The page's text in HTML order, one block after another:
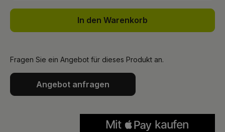
In den Warenkorb
Fragen Sie ein Angebot für dieses Produkt an.
Angebot anfragen